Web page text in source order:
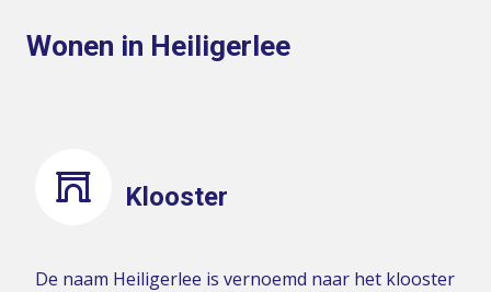
Wonen in Heiligerlee
Klooster
De naam Heiligerlee is vernoemd naar het klooster